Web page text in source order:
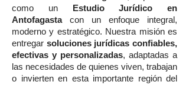
como un
Estudio Jurídico en
Antofagastacon un enfoque integral,
moderno y estratégico. Nuestra misión es
entregar soluciones jurídicas confiables,
efectivas y personalizadas, adaptadas a
las necesidades de quienes viven, trabajan
o invierten en esta importante región del